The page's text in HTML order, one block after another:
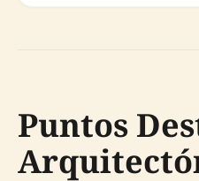
Puntos